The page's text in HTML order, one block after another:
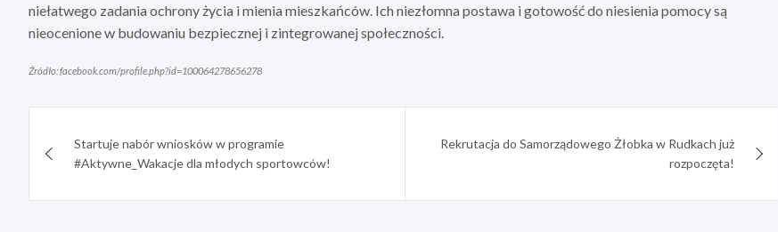
niełatwego zadania ochrony życia i mienia mieszkańców. Ich niezłomna postawa i gotowość do niesienia pomocy są
nieocenione w budowaniu bezpiecznej i zintegrowanej społeczności.
Źródło: facebook.com/profile.php?id=100064278656278
wpisuStartuje nabór wniosków w programie
#Aktywne_Wakacje dla młodych sportowców!
Rekrutacja do Samorządowego Żłobka w Rudkach już
rozpoczęta!